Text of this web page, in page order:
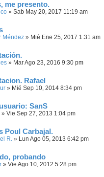
me presento.
» Sab May 20, 2017 11:19 am
Méndez » Mié Ene 25, 2017 1:31 am
» Mar Ago 23, 2016 9:30 pm
Rafael
» Mié Sep 10, 2014 8:34 pm
SanS
» Vie Sep 27, 2013 1:04 pm
Poul Carbajal.
R. » Lun Ago 05, 2013 6:42 pm
probando
» Vie Ago 10, 2012 5:28 pm